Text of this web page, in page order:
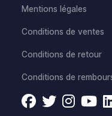
Mentions légales
Conditions de ventes
Conditions de retour
Conditions de